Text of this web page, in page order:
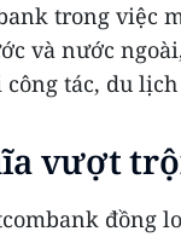
trong việc
và nước
tác, du
vượt
đồng